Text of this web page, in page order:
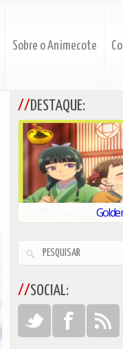
Sobre o Animecote
DESTAQUE:
SOCIAL: